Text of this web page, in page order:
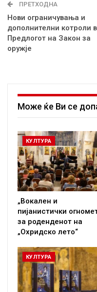
ПРЕТХОДНА
Нови ограничувања и
дополнителни котроли
Предлогот на Закон за
оружје
Може ќе Ви се
КУЛТУРА
„Вокален и
пијанистички
за роденденот на
„Охридско лето“
КУЛТУРА